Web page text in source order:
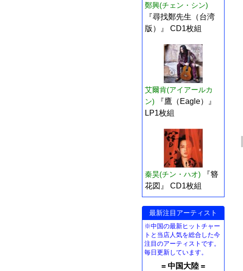
鄭興(チェン・シン)
『尋找鄭先生（台湾
版）』 CD1枚組
艾爾肯(アイアールカ
ン)
『鷹（Eagle）』
LP1枚組
秦昊(チン・ハオ)
『簪
花図』 CD1枚組
最新注目アーティスト
※中国の最新ヒットチャー
トと当店人気を総合した今
注目のアーティストです。
毎日更新しています。
= 中国大陸 =